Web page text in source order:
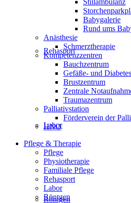
Rehasport
Labor
Röntgen
Stillambulanz
Babygalerie
Rund ums
Anästhesie
Schmerztherapie
Kompetenzzentren
Bauchzentrum
Gefäße- und
Brustzentrum
Zentrale
Traumazentrum
Palliativstation
Förderverein der
HNO
Pflege & Therapie
Pflege
Physiotherapie
Familiale Pflege
Rehasport
Labor
Röntgen